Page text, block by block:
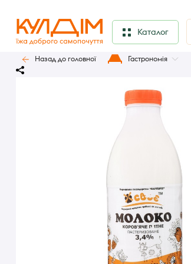
Каталог
Назад до головної Гастрономія